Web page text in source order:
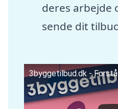
deres arbejde
sende dit
3byggetilbud.dk -